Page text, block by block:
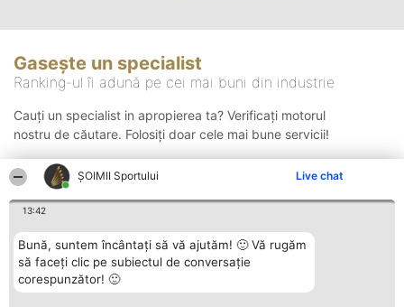
ȘOIMII Sportului Live chat
13:42
Bună, suntem încântați să vă ajutăm! 🙂 Vă rugăm
să faceți clic pe subiectul de conversație
corespunzător! 🙂
Gasește un specialist
Ranking-ul îi adună pe cei mai buni din industrie
Cauți un specialist in apropierea ta? Verificați motorul
nostru de căutare. Folosiți doar cele mai bune servicii!